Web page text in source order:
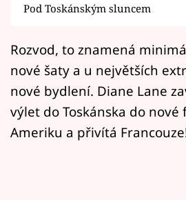
Mámy sobě
Přihlášení
Pod Toskánským sluncem
Rozvod, to znamená
nové šaty a u největších
nové bydlení. Diane Lane
výlet do Toskánska do nové
Ameriku a přivítá